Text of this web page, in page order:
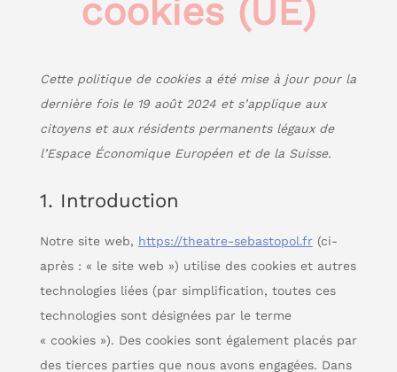
cookies (UE)
Cette politique de cookies a été mise à jour pour la
dernière fois le 19 août 2024 et s’applique aux
citoyens et aux résidents permanents légaux de
l’Espace Économique Européen et de la Suisse.
1. Introduction
Notre site web, https://theatre-sebastopol.fr(ci-
après : « le site web ») utilise des cookies et autres
technologies liées (par simplification, toutes ces
technologies sont désignées par le terme
« cookies »). Des cookies sont également placés par
des tierces parties que nous avons engagées. Dans